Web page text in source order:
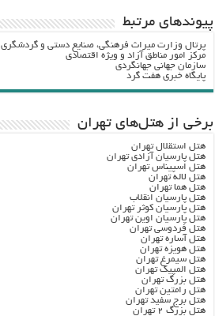
پيوندهاي مرتبط
پرتال وزارت ميراث فرهنگي، صنایع دستی و گردشگري
مرکز امور مناطق آزاد و ویژه اقتصادی
سازمان جهانی جهانگردی
پایگاه خبری هفت گرد
برخی از هتل‌های تهران
هتل استقلال تهران
هتل پارسیان آزادی تهران
هتل اسپیناس تهران
هتل لاله تهران
هتل هما تهران
هتل پارسیان انقلاب
هتل پارسیان کوثر تهران
هتل پارسیان اوین تهران
هتل فردوسی تهران
هتل آساره تهران
هتل هویزه تهران
هتل سیمرغ تهران
هتل المپیک تهران
هتل بزرگ تهران
هتل رامتین تهران
هتل برج سفید تهران
هتل بزرگ ۲ تهران